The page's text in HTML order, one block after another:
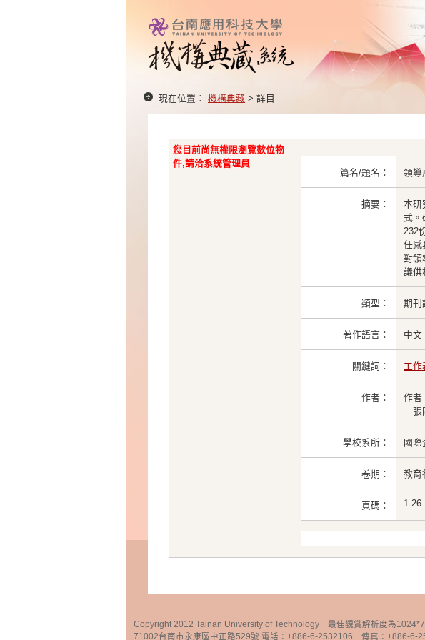
現在位置： 機構典藏 > 詳目
您目前尚無權限瀏覽數位物
件,請洽系統管理員
篇名/題名：
領導
摘要：
本研
式。
232
任感
對領
議供
類型： 期刊
著作語言： 中文
關鍵詞： 工作
作者：
作者
張
學校系所： 國際
卷期： 教育
頁碼： 1-26
Copyright 2012 Tainan University of Technology 最佳觀賞解析度為
71002台南市永康區中正路529號 電話：+886-6-2532106 傳真：+886-6-